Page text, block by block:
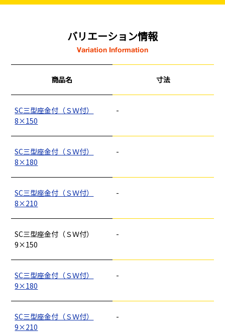
仮設資材 現場用品・保安用品
型枠部材
カタログダウンロード
建てる（建築）
バリエーション情報
Variation Information
商品名 寸法
SC三型座金付（ＳＷ付）
8×150
-
SC三型座金付（ＳＷ付）
8×180
-
SC三型座金付（ＳＷ付）
8×210
-
SC三型座金付（ＳＷ付）
9×150
-
SC三型座金付（ＳＷ付）
9×180
-
SC三型座金付（ＳＷ付）
9×210
-